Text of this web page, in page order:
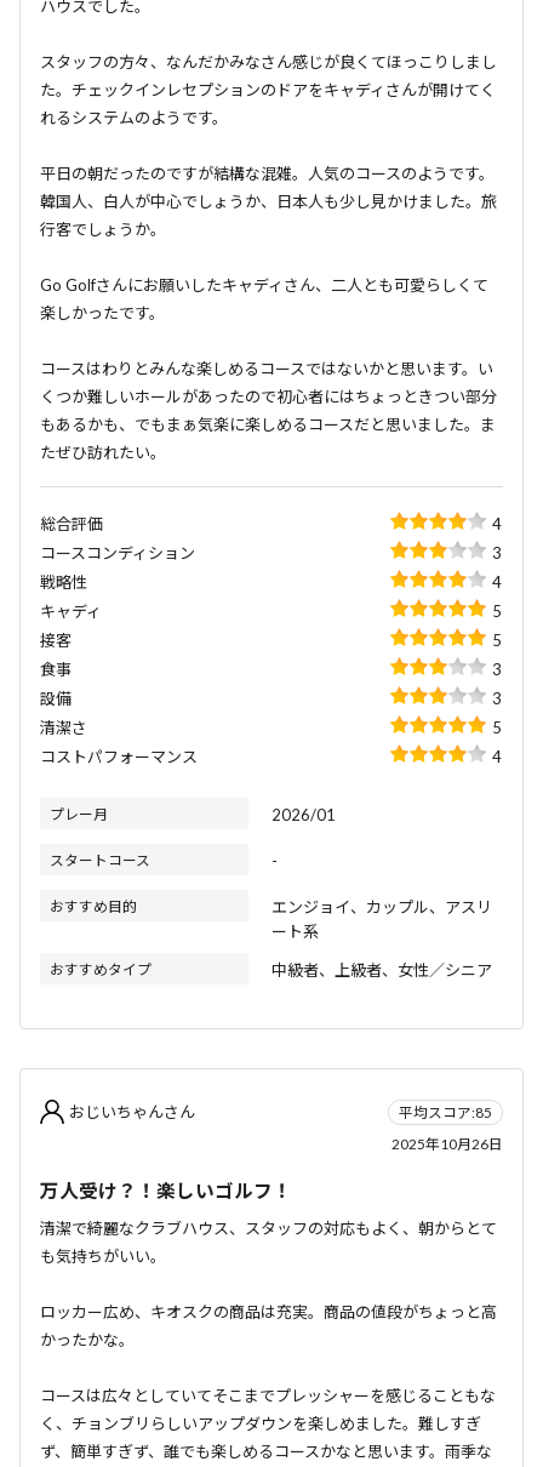
ハウスでした。
スタッフの方々、なんだかみなさん感じが良くてほっこりしまし
た。チェックインレセプションのドアをキャディさんが開けてく
れるシステムのようです。
平日の朝だったのですが結構な混雑。人気のコースのようです。
韓国人、白人が中心でしょうか、日本人も少し見かけました。旅
行客でしょうか。
Go Golfさんにお願いしたキャディさん、二人とも可愛らしくて
楽しかったです。
コースはわりとみんな楽しめるコースではないかと思います。い
くつか難しいホールがあったので初心者にはちょっときつい部分
もあるかも、でもまぁ気楽に楽しめるコースだと思いました。ま
たぜひ訪れたい。
総合評価
4
コースコンディション
3
戦略性
4
キャディ
5
接客
5
食事
3
設備
3
清潔さ
5
コストパフォーマンス
4
プレー月 2026/01
スタートコース -
おすすめ目的
エンジョイ、カップル、アスリ
ート系
おすすめタイプ 中級者、上級者、女性／シニア
おじいちゃんさん
平均スコア:85
2025年10月26日
万人受け？！楽しいゴルフ！
清潔で綺麗なクラブハウス、スタッフの対応もよく、朝からとて
も気持ちがいい。
ロッカー広め、キオスクの商品は充実。商品の値段がちょっと高
かったかな。
コースは広々としていてそこまでプレッシャーを感じることもな
く、チョンブリらしいアップダウンを楽しめました。難しすぎ
ず、簡単すぎず、誰でも楽しめるコースかなと思います。雨季な